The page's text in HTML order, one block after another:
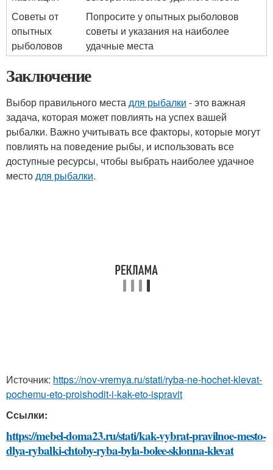
Советы от
опытных
рыболовов
Попросите у опытных рыболовов
советы и указания на наиболее
удачные места
Заключение
Выбор правильного местадля рыбалки - это важная
задача, которая может повлиять на успех вашей
рыбалки. Важно учитывать все факторы, которые могут
повлиять на поведение рыбы, и использовать все
доступные ресурсы, чтобы выбрать наиболее удачное
местодля рыбалки.
Источник: https://nov-vremya.ru/stati/ryba-ne-hochet-klevat-
pochemu-eto-proishodit-i-kak-eto-ispravit
Ссылки:
https://mebel-doma23.ru/stati/kak-vybrat-pravilnoe-mesto-
dlya-rybalki-chtoby-ryba-byla-bolee-sklonna-klevat